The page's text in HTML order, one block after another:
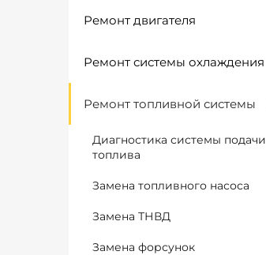
Ремонт двигателя
Ремонт системы охлаждения
Ремонт топливной системы
Диагностика системы подачи
топлива
Замена топливного насоса
Замена ТНВД
Замена форсунок